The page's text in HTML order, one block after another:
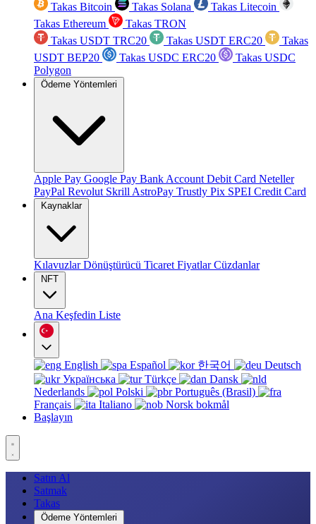
Takas Bitcoin Takas Solana
Takas Litecoin
Takas Ethereum
Takas TRON
Takas USDT TRC20
Takas USDT ERC20
Takas
USDT BEP20
Takas USDC ERC20
Takas USDC
Polygon
Ödeme Yöntemleri
Apple Pay Google Pay Bank Account Debit Card Neteller
PayPal Revolut Skrill AstroPay Trustly Pix SPEI Credit Card
Kaynaklar
KılavuzlarDönüştürücü Ticaret FiyatlarCüzdanlar
NFT
Ana Keşfedin Liste
English Español 한국어
Deutsch
Українська
Türkçe
Dansk
Nederlands
Polski
Português (Brasil)
Français
Italiano
Norsk bokmål
Başlayın
Satın Al
Satmak
Takas
Ödeme Yöntemleri